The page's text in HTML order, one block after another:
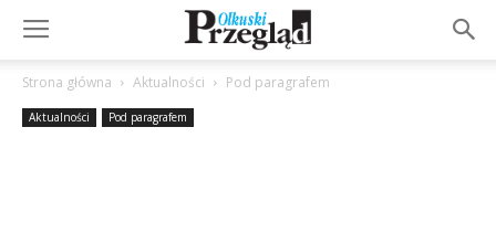
Strona główna Aktualności Pod paragrafem
Aktualności Pod paragrafem